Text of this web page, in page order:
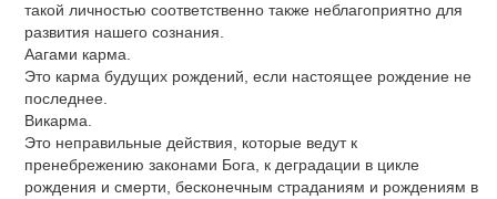
такой личностью соответственно также неблагоприятно для
развития нашего сознания.
Аагами карма.
Это карма будущих рождений, если настоящее рождение не
последнее.
Викарма.
Это неправильные действия, которые ведут к
пренебрежению законами Бога, к деградации в цикле
рождения и смерти, бесконечным страданиям и рождениям в